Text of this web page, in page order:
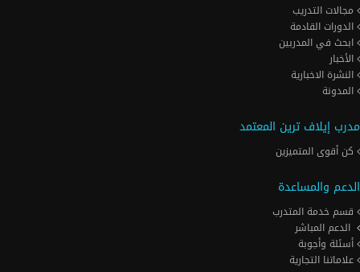
مجالات التدريب
الدورات القادمة
ابحث في المدربين
الأخبار
النشرة الاخبارية
المدونة
مدرب إيلاف ترين المعتمد
كن أقوى المتميزين
الدعم والمساعدة
قسم خدمة المتدرب
الدعم المباشر
أسئلة وأجوبة
علاماتنا التجارية